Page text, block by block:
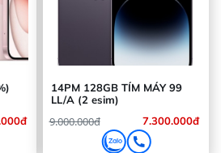
13 Pro Max còn được trang
(Light Detection and
14PM 128GB TÍM MÁY 99
LL/A (2 esim)
7.300.000đ
9.000.000đ